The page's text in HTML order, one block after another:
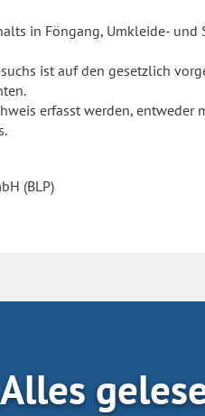
in Föngang, Umkleide-
ist auf den gesetzlich
erfasst werden, entweder
(BLP)
Alles